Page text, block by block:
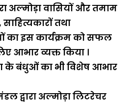
अल्मोड़ा वासियों और तमाम
तथा
का इस कार्यक्रम को सफल
आभार व्यक्त किया ।
के बंधुओं का भी विशेष आभार
द्वारा अल्मोड़ा लिटरेचर